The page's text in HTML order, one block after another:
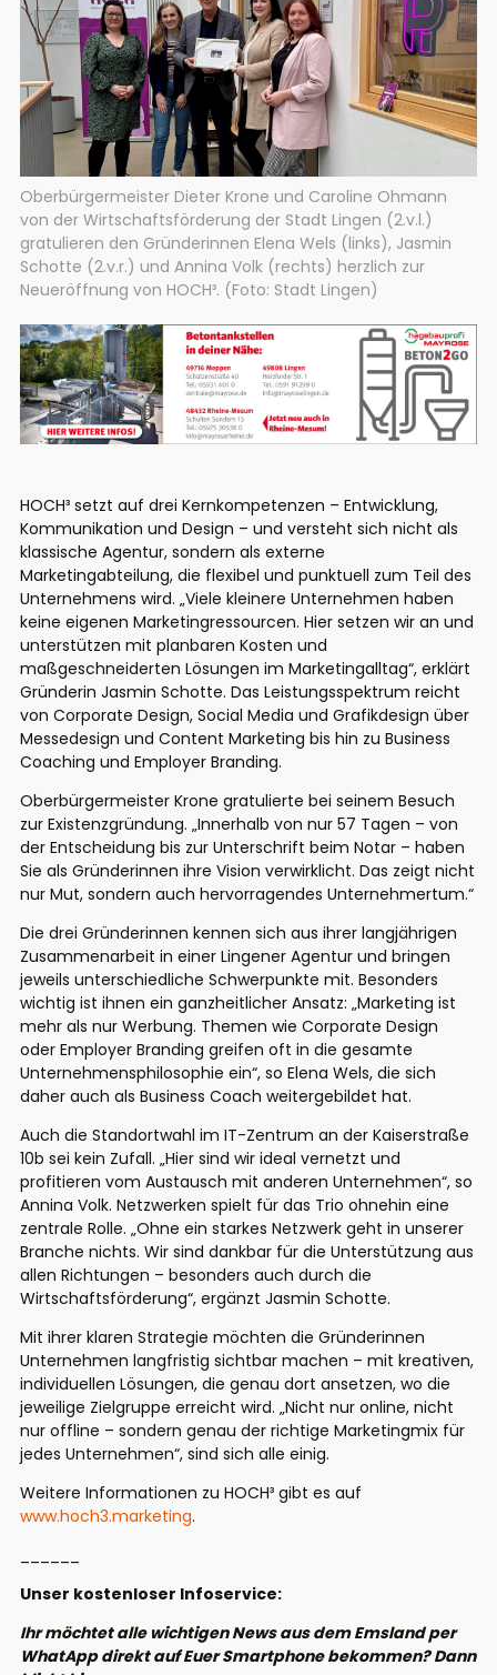
Oberbürgermeister Dieter Krone und Caroline Ohmann
von der Wirtschaftsförderung der Stadt Lingen (2.v.l.)
gratulieren den Gründerinnen Elena Wels (links), Jasmin
Schotte (2.v.r.) und Annina Volk (rechts) herzlich zur
Neueröffnung von HOCH³. (Foto: Stadt Lingen)
HOCH³ setzt auf drei Kernkompetenzen – Entwicklung,
Kommunikation und Design – und versteht sich nicht als
klassische Agentur, sondern als externe
Marketingabteilung, die flexibel und punktuell zum Teil des
Unternehmens wird. „Viele kleinere Unternehmen haben
keine eigenen Marketingressourcen. Hier setzen wir an und
unterstützen mit planbaren Kosten und
maßgeschneiderten Lösungen im Marketingalltag“, erklärt
Gründerin Jasmin Schotte. Das Leistungsspektrum reicht
von Corporate Design, Social Media und Grafikdesign über
Messedesign und Content Marketing bis hin zu Business
Coaching und Employer Branding.
Oberbürgermeister Krone gratulierte bei seinem Besuch
zur Existenzgründung. „Innerhalb von nur 57 Tagen – von
der Entscheidung bis zur Unterschrift beim Notar – haben
Sie als Gründerinnen ihre Vision verwirklicht. Das zeigt nicht
nur Mut, sondern auch hervorragendes Unternehmertum.“
Die drei Gründerinnen kennen sich aus ihrer langjährigen
Zusammenarbeit in einer Lingener Agentur und bringen
jeweils unterschiedliche Schwerpunkte mit. Besonders
wichtig ist ihnen ein ganzheitlicher Ansatz: „Marketing ist
mehr als nur Werbung. Themen wie Corporate Design
oder Employer Branding greifen oft in die gesamte
Unternehmensphilosophie ein“, so Elena Wels, die sich
daher auch als Business Coach weitergebildet hat.
Auch die Standortwahl im IT-Zentrum an der Kaiserstraße
10b sei kein Zufall. „Hier sind wir ideal vernetzt und
profitieren vom Austausch mit anderen Unternehmen“, so
Annina Volk. Netzwerken spielt für das Trio ohnehin eine
zentrale Rolle. „Ohne ein starkes Netzwerk geht in unserer
Branche nichts. Wir sind dankbar für die Unterstützung aus
allen Richtungen – besonders auch durch die
Wirtschaftsförderung“, ergänzt Jasmin Schotte.
Mit ihrer klaren Strategie möchten die Gründerinnen
Unternehmen langfristig sichtbar machen – mit kreativen,
individuellen Lösungen, die genau dort ansetzen, wo die
jeweilige Zielgruppe erreicht wird. „Nicht nur online, nicht
nur offline – sondern genau der richtige Marketingmix für
jedes Unternehmen“, sind sich alle einig.
Weitere Informationen zu HOCH³ gibt es auf
www.hoch3.marketing.
Unser kostenloser Infoservice:
Ihr möchtet alle wichtigen News aus dem Emsland per
WhatApp direkt auf Euer Smartphone bekommen? Dann